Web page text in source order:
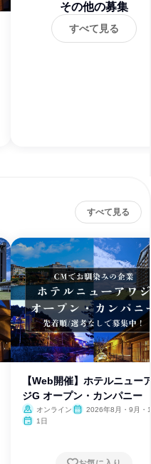
その他の募集
すべて見る
すべて見る
【Web開催】ホテルニュー
ジG オープン・カンパニー
オンライン
2026年8月・9月・
1日